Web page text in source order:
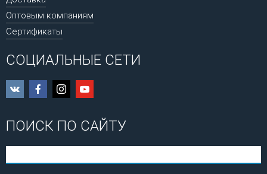
Оптовым компаниям
Сертификаты
СОЦИАЛЬНЫЕ СЕТИ
ПОИСК ПО САЙТУ